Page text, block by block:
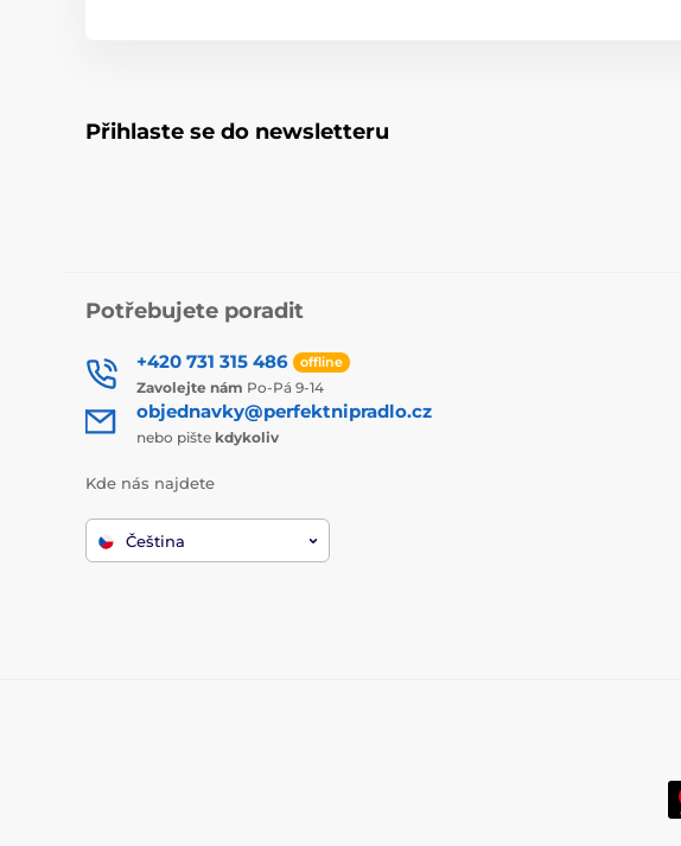
Přihlaste se do newsletteru
Potřebujete poradit
+420 731 315 486 offline
Zavolejte nám Po-Pá 9-14
objednavky@perfektnipradlo.cz
nebo pište kdykoliv
Kde nás najdete
Čeština